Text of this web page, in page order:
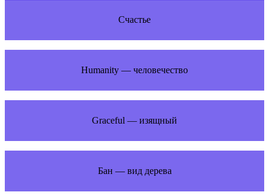
Счастье
Humanity — человечество
Graceful — изящный
Бан — вид дерева